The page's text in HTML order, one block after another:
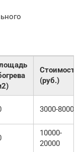
Стоимость
(руб.)
3000-8000
10000-
20000